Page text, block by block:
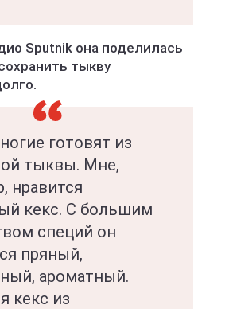
Sputnik она поделилась
тыкву
готовят из
тыквы. Мне,
нравится
кекс. C большим
специй он
пряный,
ароматный.
кекс из